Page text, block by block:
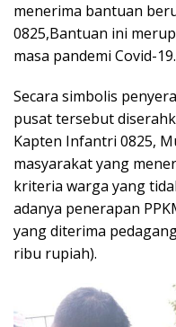
menerima bantuan
0825,Bantuan ini
masa pandemi Covid-19.
Secara simbolis
pusat tersebut
Kapten Infantri 0825,
masyarakat yang
kriteria warga yang
adanya penerapan
yang diterima
ribu rupiah).